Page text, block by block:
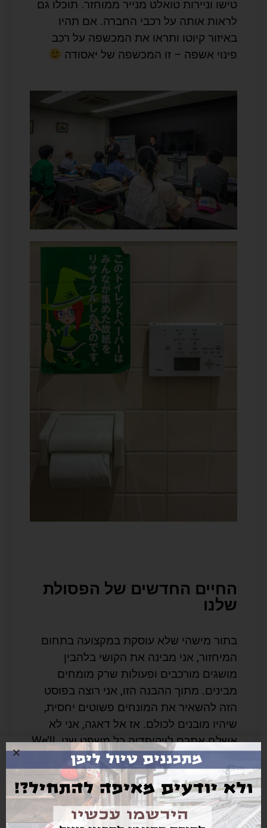
טישו וניירות טואלט מנייר ממוחזר. תוכלו גם
לראות אותה על רכבי החברה. אם תהיו
באיזור קיוטו ותראו את המכשפה על רכב
פינוי אשפה – זו המכשפה של יאסודה
החיים החדשים של הפסולת
שלנו
בתור מישהי שלא עוסקת במקצועה בתחום
המיחזור, אני מבינה את הקושי בלהבין
מושגים מורכבים ופעולות שרק מומחים
מבינים. מתוך ההבנה הזו, אני רוצה בפוסט
הזה להשאיר את המונחים פשוטים יחסית,
שיהיו מובנים לכולם. אז אל דאגה, אני לא
אשלח אתכם לויקיפדיה כל משפט שני. We’ll
keep it simple